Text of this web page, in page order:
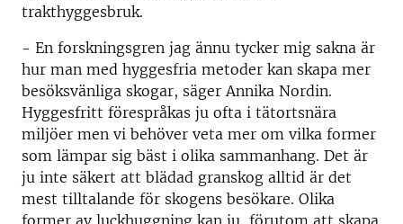
trakthyggesbruk.
- En forskningsgren jag ännu tycker mig sakna är
hur man med hyggesfria metoder kan skapa mer
besöksvänliga skogar, säger Annika Nordin.
Hyggesfritt förespråkas ju ofta i tätortsnära
miljöer men vi behöver veta mer om vilka former
som lämpar sig bäst i olika sammanhang. Det är
ju inte säkert att blädad granskog alltid är det
mest tilltalande för skogens besökare. Olika
former av luckhuggning kan ju, förutom att skapa